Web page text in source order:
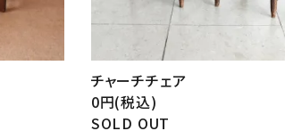
チャーチチェア
0円(税込)
SOLD OUT